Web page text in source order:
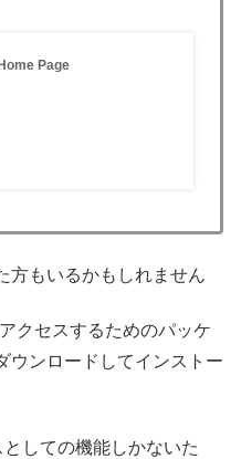
Page
方もいるかもしれません
クセスするためのパッケ
ウンロードしてインストー
しての機能しかないた